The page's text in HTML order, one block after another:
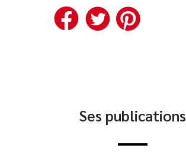
Facebook
Twitter
Ses publications